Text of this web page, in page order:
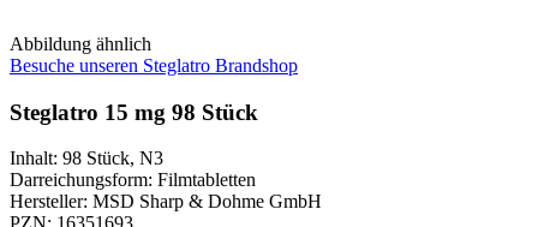
Abbildung ähnlich
Besuche unseren Steglatro Brandshop
Steglatro 15 mg 98 Stück
Inhalt: 98 Stück, N3
Darreichungsform: Filmtabletten
Hersteller: MSD Sharp & Dohme GmbH